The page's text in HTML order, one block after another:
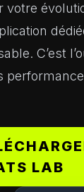
votre
C’est
LAB